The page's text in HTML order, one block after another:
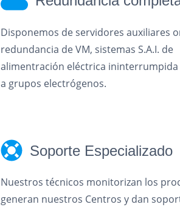
Disponemos de servidores auxiliares
redundancia de VM, sistemas S.A.I. de
alimentración eléctrica ininterrumpida
a grupos electrógenos.
Soporte Especializado
Nuestros técnicos monitorizan los
generan nuestros Centros y dan